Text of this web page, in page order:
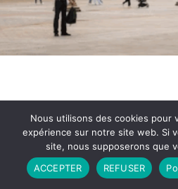
Partenariat Contact
CGU
Copyright © 2026 - Propulsé par
Nous utilisons des cookies pour
expérience sur notre site web. Si
site, nous supposerons que
ACCEPTER
REFUSER